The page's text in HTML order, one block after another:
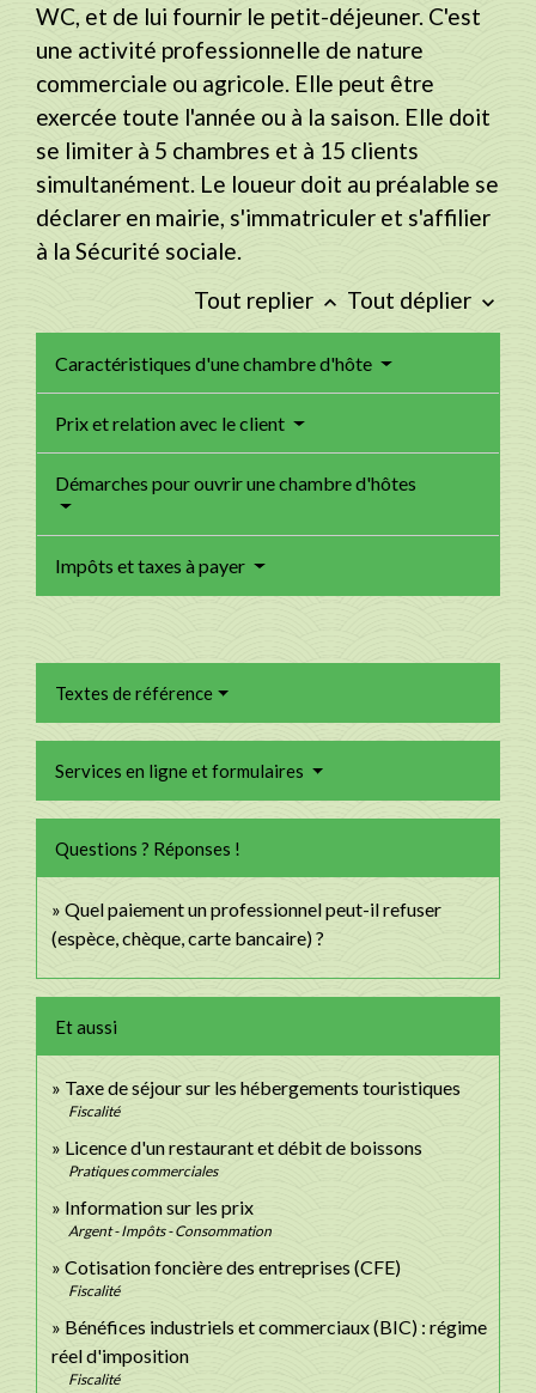
WC, et de lui fournir le petit-déjeuner. C'est
une activité professionnelle de nature
commerciale ou agricole. Elle peut être
exercée toute l'année ou à la saison. Elle doit
se limiter à 5 chambres et à 15 clients
simultanément. Le loueur doit au préalable se
déclarer en mairie, s'immatriculer et s'affilier
à la Sécurité sociale.
Tout replier keyboard_arrow_up Tout déplier keyboard_arrow_down
Caractéristiques d'une chambre d'hôte
Prix et relation avec le client
Démarches pour ouvrir une chambre d'hôtes
Impôts et taxes à payer
Textes de référence
Services en ligne et formulaires
Questions ? Réponses !
Quel paiement un professionnel peut-il refuser
(espèce, chèque, carte bancaire) ?
Et aussi
Taxe de séjour sur les hébergements touristiques
Fiscalité
Licence d'un restaurant et débit de boissons
Pratiques commerciales
Information sur les prix
Argent - Impôts - Consommation
Cotisation foncière des entreprises (CFE)
Fiscalité
Bénéfices industriels et commerciaux (BIC) : régime
réel d'imposition
Fiscalité